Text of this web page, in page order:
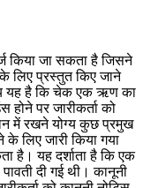
किया जा सकता है जिसने
लिए प्रस्तुत किए जाने
यह है कि चेक एक ऋण का
होने पर जारीकर्ता को
में रखने योग्य कुछ प्रमुख
लिए जारी किया गया
है। यह दर्शाता है कि एक
दी गई थी। कानूनी